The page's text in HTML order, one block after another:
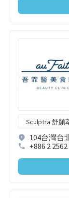
Sculptra 舒顏
104台灣台
+886 2